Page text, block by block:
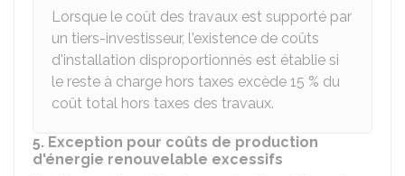
Lorsque le coût des travaux est supporté par
un tiers-investisseur, l'existence de coûts
d'installation disproportionnés est établie si
le reste à charge hors taxes excède 15 % du
coût total hors taxes des travaux.
5. Exception pour coûts de production
d'énergie renouvelable excessifs